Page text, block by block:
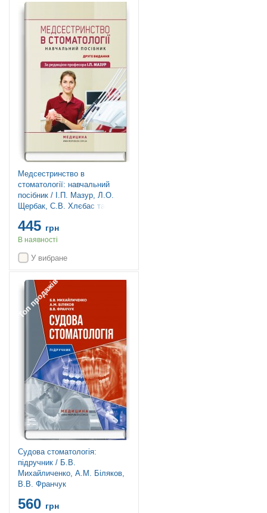
Медсестринство в
стоматології: навчальний
посібник / І.П. Мазур, Л.О.
Щербак, С.В. Хлєбас та ін. —
445 грн
В наявності
У вибране
Топ продажів
Судова стоматологія:
підручник / Б.В.
Михайличенко, А.М. Біляков,
В.В. Франчук
560 грн